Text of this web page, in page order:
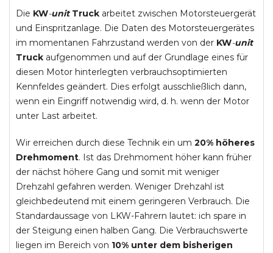
Die KW-unit Truck arbeitet zwischen Motorsteuergerät
und Einspritzanlage. Die Daten des Motorsteuergerätes
im momentanen Fahrzustand werden von der KW-unit
Truck aufgenommen und auf der Grundlage eines für
diesen Motor hinterlegten verbrauchsoptimierten
Kennfeldes geändert. Dies erfolgt ausschließlich dann,
wenn ein Eingriff notwendig wird, d. h. wenn der Motor
unter Last arbeitet.
Wir erreichen durch diese Technik ein um 20% höheres
Drehmoment. Ist das Drehmoment höher kann früher
der nächst höhere Gang und somit mit weniger
Drehzahl gefahren werden. Weniger Drehzahl ist
gleichbedeutend mit einem geringeren Verbrauch. Die
Standardaussage von LKW-Fahrern lautet: ich spare in
der Steigung einen halben Gang. Die Verbrauchswerte
liegen im Bereich von 10% unter dem bisherigen